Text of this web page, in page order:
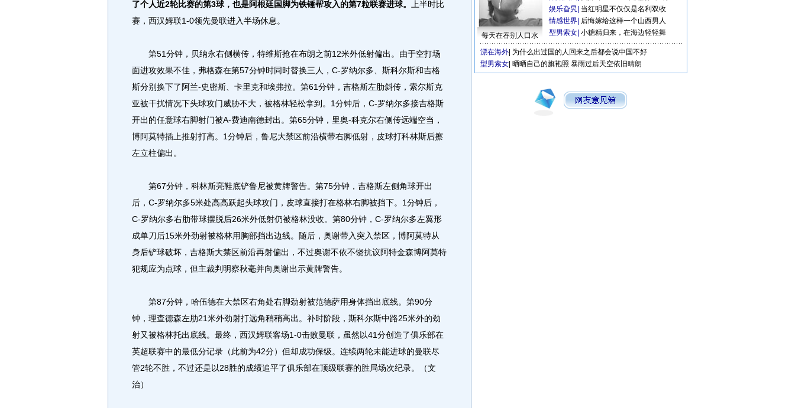
了个人近2轮比赛的第3球，也是阿根廷国脚为铁锤帮攻入的第7粒联赛进球。
上半时比
赛，西汉姆联1-0领先曼联进入半场休息。
第51分钟，贝纳永右侧横传，特维斯抢在布朗之前12米外低射偏出。由于空打场
面进攻效果不佳，弗格森在第57分钟时同时替换三人，C-罗纳尔多、斯科尔斯和吉格
斯分别换下了阿兰-史密斯、卡里克和埃弗拉。第61分钟，吉格斯左肋斜传，索尔斯克
亚被干扰情况下头球攻门威胁不大，被格林轻松拿到。1分钟后，C-罗纳尔多接吉格斯
开出的任意球右脚射门被A-费迪南德封出。第65分钟，里奥-科克尔右侧传远端空当，
博阿莫特插上推射打高。1分钟后，鲁尼大禁区前沿横带右脚低射，皮球打科林斯后擦
左立柱偏出。
第67分钟，科林斯亮鞋底铲鲁尼被黄牌警告。第75分钟，吉格斯左侧角球开出
后，C-罗纳尔多5米处高高跃起头球攻门，皮球直接打在格林右脚被挡下。1分钟后，
C-罗纳尔多右肋带球摆脱后26米外低射仍被格林没收。第80分钟，C-罗纳尔多左翼形
成单刀后15米外劲射被格林用胸部挡出边线。随后，奥谢带入突入禁区，博阿莫特从
身后铲球破坏，吉格斯大禁区前沿再射偏出，不过奥谢不依不饶抗议阿特金森博阿莫特
犯规应为点球，但主裁判明察秋毫并向奥谢出示黄牌警告。
第87分钟，哈伍德在大禁区右角处右脚劲射被范德萨用身体挡出底线。第90分
钟，理查德森左肋21米外劲射打远角稍稍高出。补时阶段，斯科尔斯中路25米外的劲
射又被格林托出底线。最终，西汉姆联客场1-0击败曼联，虽然以41分创造了俱乐部在
英超联赛中的最低分记录（此前为42分）但却成功保级。连续两轮未能进球的曼联尽
管2轮不胜，不过还是以28胜的成绩追平了俱乐部在顶级联赛的胜局场次纪录。（文
治）
每天在吞别人口水
娱乐旮旯 当红明星不仅仅是名利双收
情感世界 后悔嫁给这样一个山西男人
型男索女 小糖精归来，在海边轻轻舞
漂在海外 为什么出过国的人回来之后都会说中国不好
型男索女 晒晒自己的旗袍照 暴雨过后天空依旧晴朗